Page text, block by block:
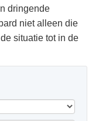
dringende
niet alleen die
situatie tot in de